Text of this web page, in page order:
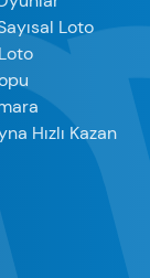
Loto
Hızlı Kazan